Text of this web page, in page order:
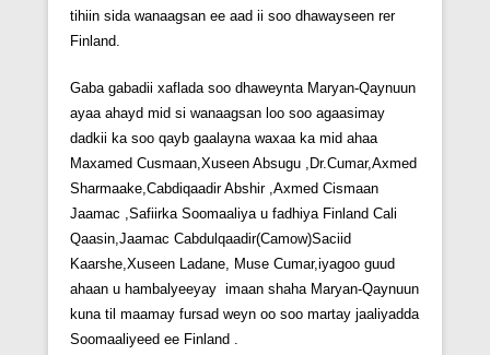
tihiin sida wanaagsan ee aad ii soo dhawayseen rer
Finland.
Gaba gabadii xaflada soo dhaweynta Maryan-Qaynuun
ayaa ahayd mid si wanaagsan loo soo agaasimay
dadkii ka soo qayb gaalayna waxaa ka mid ahaa
Maxamed Cusmaan,Xuseen Absugu ,Dr.Cumar,Axmed
Sharmaake,Cabdiqaadir Abshir ,Axmed Cismaan
Jaamac ,Safiirka Soomaaliya u fadhiya Finland Cali
Qaasin,Jaamac Cabdulqaadir(Camow)Saciid
Kaarshe,Xuseen Ladane, Muse Cumar,iyagoo guud
ahaan u hambalyeeyay imaan shaha Maryan-Qaynuun
kuna til maamay fursad weyn oo soo martay jaaliyadda
Soomaaliyeed ee Finland .